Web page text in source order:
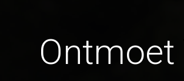
Ontmoet